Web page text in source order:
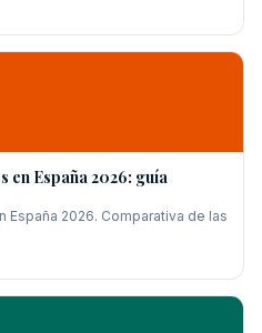
en España 2026: guía
2026. Comparativa de las